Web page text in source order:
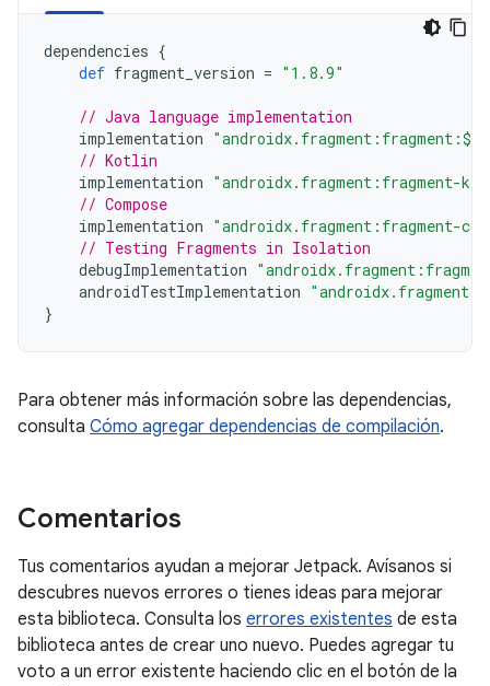
dependencies {
def fragment_version = "1.8.9"
// Java language implementation
implementation
// Kotlin
implementation "androidx.fragment:fragment-
// Compose
implementation "androidx.fragment:fragment-
// Testing Fragments in Isolation
debugImplementation
androidTestImplementation
}
Para obtener más información sobre las dependencias,
consulta Cómo agregar dependencias de compilación.
Comentarios
Tus comentarios ayudan a mejorar Jetpack. Avísanos si
descubres nuevos errores o tienes ideas para mejorar
esta biblioteca. Consulta los errores existentes de esta
biblioteca antes de crear uno nuevo. Puedes agregar tu
voto a un error existente haciendo clic en el botón de la